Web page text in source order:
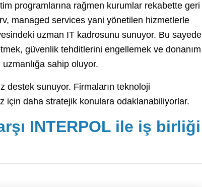
programlarına rağmen kurumlar rekabette geri
managed services yani yönetilen hizmetlerle
uzman IT kadrosunu sunuyor. Bu sayede
güvenlik tehditlerini engellemek ve donanım
uzmanlığa sahip oluyor.
destek sunuyor. Firmaların teknoloji
için daha stratejik konulara odaklanabiliyorlar.
INTERPOL ile iş birliği